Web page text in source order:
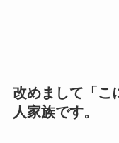
改めまして「こ
人家族です。